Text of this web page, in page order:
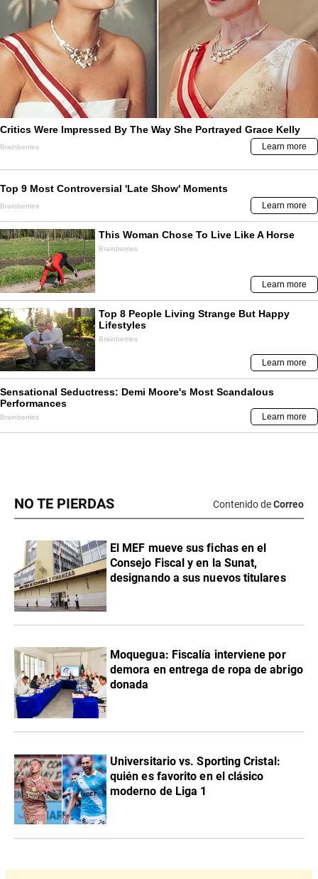
NO TE PIERDAS Contenido deCorreo
El MEF mueve sus fichas en el
Consejo Fiscal y en la Sunat,
designando a sus nuevos titulares
Moquegua: Fiscalía interviene por
demora en entrega de ropa de abrigo
donada
Universitario vs. Sporting Cristal:
quién es favorito en el clásico
moderno de Liga 1